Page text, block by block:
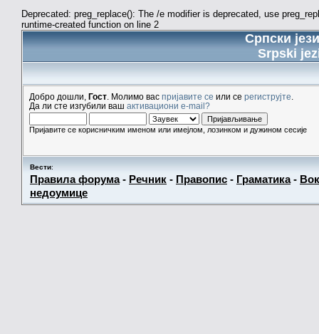
Deprecated: preg_replace(): The /e modifier is deprecated, use
runtime-created function on line 2
Српски
Srpski
Добро дошли, Гост . Молимо вас пријавите се или се региструјте
Да ли сте изгубили ваш активациони e-mail?
Пријавите се корисничким именом или имејлом, лозинком и дужином сесије
Вести:
Правила форума- Речник - Правопис - Граматика-
недоумице